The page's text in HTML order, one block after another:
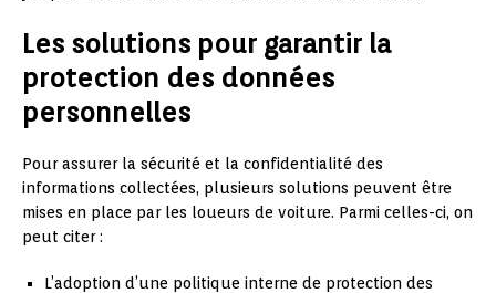
Les solutions pour garantir la
protection des données
personnelles
Pour assurer la sécurité et la confidentialité des
informations collectées, plusieurs solutions peuvent être
mises en place par les loueurs de voiture. Parmi celles-ci, on
peut citer :
L’adoption d’une politique interne de protection des